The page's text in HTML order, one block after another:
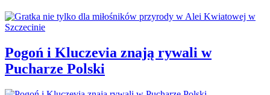
Pogoń i Kluczevia znają rywali w
Pucharze Polski